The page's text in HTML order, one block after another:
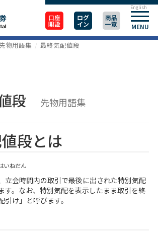
口座
開設
ログ
イン
商品
一覧 MENU
English
先物用語集 最終気配値段
段 先物用語集
段とは
いねだん
立会時間内の取引で最後に出された特別気配
す。なお、特別気配を表示したまま取引を終
け」と呼びます。